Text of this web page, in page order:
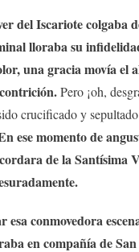
del Iscariote colgaba
lloraba su
una gracia movía el
Pero ¡oh,
crucificado y
ese momento de
de la Santísima
esa conmovedora
en compañía de